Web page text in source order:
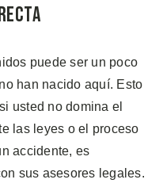
puede ser un poco
han nacido aquí. Esto
usted no domina el
las leyes o el proceso
accidente, es
sus asesores legales.